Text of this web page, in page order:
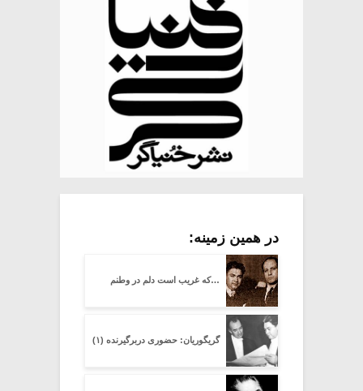
در همین زمینه:
…که غریب است دلم در وطنم
گریگوریان: حضوری دربرگیرنده (۱)